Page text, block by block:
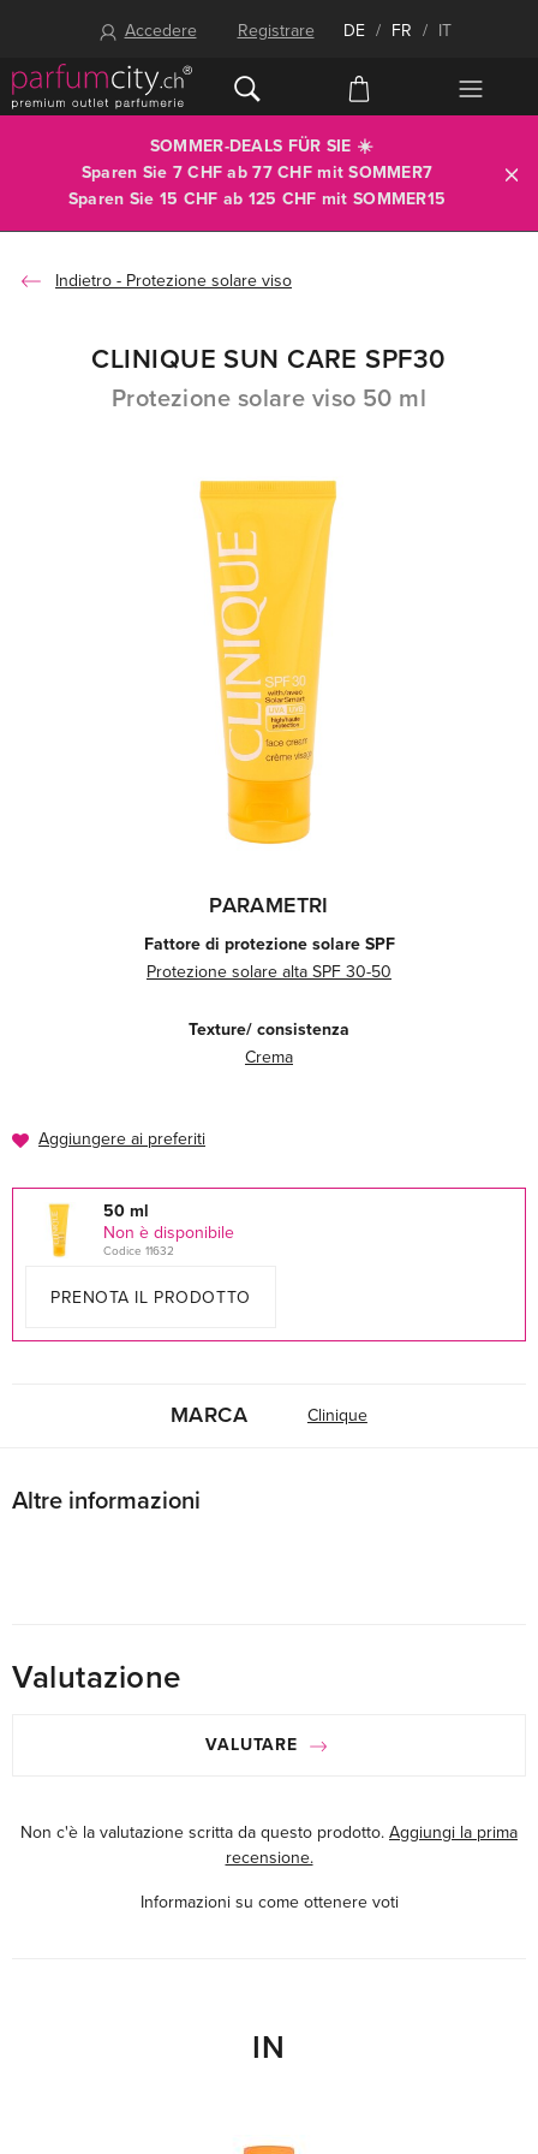
Accedere Registrare DE / FR / IT
SOMMER-DEALS FÜR SIE ☀️
Sparen Sie 7 CHF ab 77 CHF mitSOMMER7
Sparen Sie 15 CHF ab 125 CHF mit SOMMER15
Protezione solare viso
CLINIQUE SUN CARE SPF30
Protezione solare viso 50 ml
PARAMETRI
Fattore di protezione solare SPF
Protezione solare alta SPF 30-50
Texture/ consistenza
Crema
Aggiungere ai preferiti
50 ml
Non è disponibile
Codice 11632
PRENOTA IL PRODOTTO
MARCA Clinique
Altre informazioni
Valutazione
VALUTARE
Non c'è la valutazione scritta da questo prodotto. Aggiungi la prima
recensione.
Informazioni su come ottenere voti
IN